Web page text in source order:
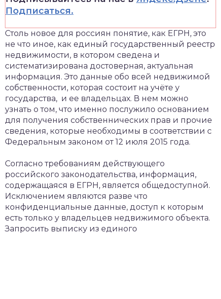
Подписаться.
Столь новое для россиян понятие, как ЕГРН, это
не что иное, как единый государственный реестр
недвижимости, в котором сведена и
систематизирована достоверная, актуальная
информация. Это данные обо всей недвижимой
собственности, которая состоит на учёте у
государства, и ее владельцах. В нем можно
узнать о том, что именно послужило основанием
для получения собственнических прав и прочие
сведения, которые необходимы в соответствии с
Федеральным законом от 12 июля 2015 года.
Согласно требованиям действующего
российского законодательства, информация,
содержащаяся в ЕГРН, является общедоступной.
Исключением являются разве что
конфиденциальные данные, доступ к которым
есть только у владельцев недвижимого объекта.
Запросить выписку из единого